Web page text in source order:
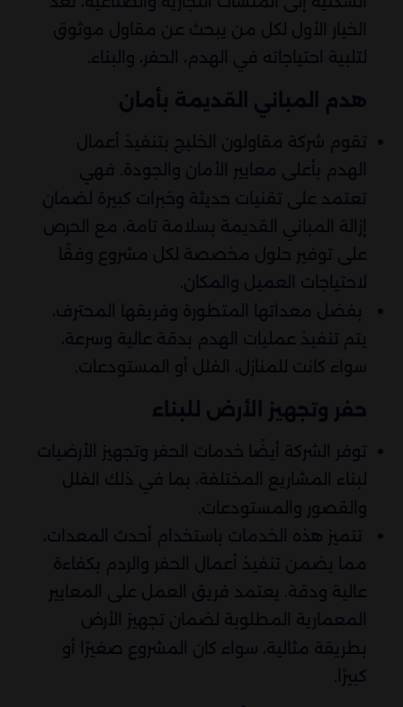
الخيار الأول لكل من يبحث عن مقاول موثوق
لتلبية احتياجاته في الهدم، الحفر، والبناء.
هدم المباني القديمة بأمان
تقوم شركة مقاولون الخليج بتنفيذ أعمال
الهدم بأعلى معايير الأمان والجودة. فهي
تعتمد على تقنيات حديثة وخبرات كبيرة لضمان
إزالة المباني القديمة بسلامة تامة، مع الحرص
على توفير حلول مخصصة لكل مشروع وفقًا
لاحتياجات العميل والمكان.
بفضل معداتها المتطورة وفريقها المحترف،
يتم تنفيذ عمليات الهدم بدقة عالية وسرعة،
سواء كانت للمنازل، الفلل أو المستودعات.
حفر وتجهيز الأرض للبناء
توفر الشركة أيضًا خدمات الحفر وتجهيز الأرضيات
لبناء المشاريع المختلفة، بما في ذلك الفلل
والقصور والمستودعات.
تتميز هذه الخدمات باستخدام أحدث المعدات،
مما يضمن تنفيذ أعمال الحفر والردم بكفاءة
عالية ودقة. يعتمد فريق العمل على المعايير
المعمارية المطلوبة لضمان تجهيز الأرض
بطريقة مثالية، سواء كان المشروع صغيرًا أو
كبيرًا.